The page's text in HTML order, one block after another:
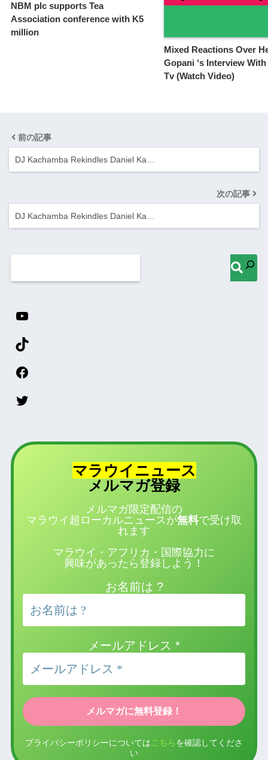
NBM plc supports Tea
Association conference with K5
million
Mixed Reactions Over
Gopani ‘s Interview
Tv (Watch Video)
前の記事
DJ Kachamba Rekindles Daniel Ka…
次の記事
DJ Kachamba Rekindles Daniel Ka…
マラウイニュース
メルマガ登録
メルマガ限定配信の
マラウイ超ローカルニュースが無料で受け取
れます
マラウイ・アフリカ・国際協力に
興味があったら登録しよう！
お名前は ?
メールアドレス *
プライバシーポリシーについては こちら を確認してくださ
い